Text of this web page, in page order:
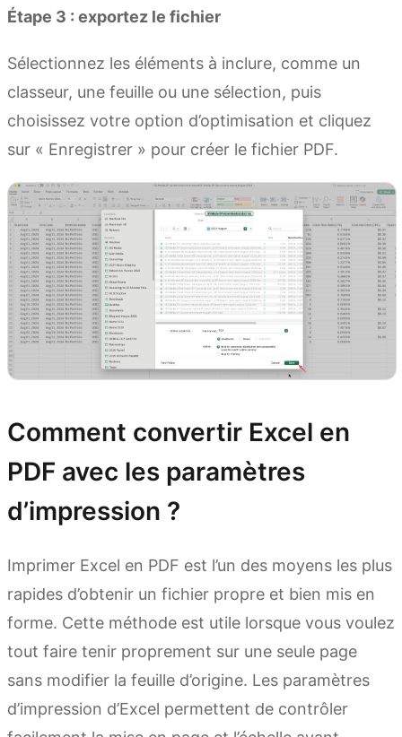
Étape 3 : exportez le fichier
Sélectionnez les éléments à inclure, comme un
classeur, une feuille ou une sélection, puis
choisissez votre option d’optimisation et cliquez
sur « Enregistrer » pour créer le fichier PDF.
Comment convertir Excel en
PDF avec les paramètres
d’impression ?
Imprimer Excel en PDF est l’un des moyens les plus
rapides d’obtenir un fichier propre et bien mis en
forme. Cette méthode est utile lorsque vous voulez
tout faire tenir proprement sur une seule page
sans modifier la feuille d’origine. Les paramètres
d’impression d’Excel permettent de contrôler